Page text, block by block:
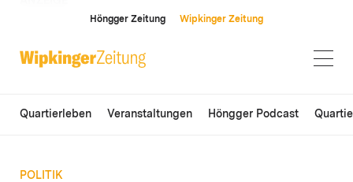
Höngger Zeitung Wipkinger Zeitung
Quartierleben Veranstaltungen Höngger Podcast
POLITIK